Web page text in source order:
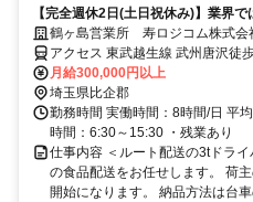
【完全週休2日(土日祝休み)】業界
り！ブランク歓迎／早朝スタート◎
ープニング募集！＞
鶴ヶ島営業所 寿ロジコム株式会
アクセス 東武越生線 武州唐沢徒
分、ＪＲ八高線 明覚徒歩約72分
◎ 事務所/埼玉県鶴ヶ島市高倉
月給300,000円以上
埼玉県比企郡
勤務時間 実働時間：8時間/日 平
時間：6:30～15:30 ・残業あり
仕事内容 ＜ルート配送の3tドラ
の食品配送をお任せします。 荷
開始になります。 納品方法は台